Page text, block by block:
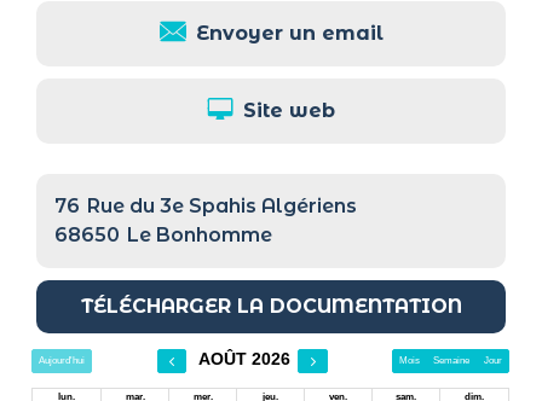
Envoyer un email
Site web
76 Rue du 3e Spahis Algériens
68650 Le Bonhomme
TÉLÉCHARGER LA DOCUMENTATION